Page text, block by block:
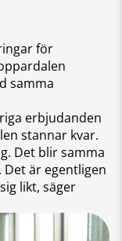
för
samma
erbjudanden
stannar kvar.
Det blir samma
är egentligen
likt, säger